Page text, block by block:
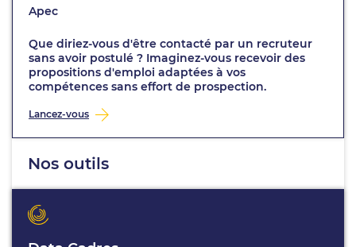
Apec
Que diriez-vous d'être contacté par un recruteur
sans avoir postulé ? Imaginez-vous recevoir des
propositions d'emploi adaptées à vos
compétences sans effort de prospection.
Lancez-vous
Nos outils